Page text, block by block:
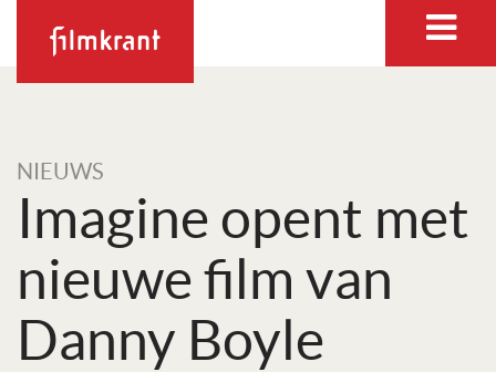
NIEUWS
Imagine opent met
nieuwe film van
Danny Boyle